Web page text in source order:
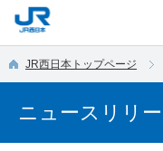
JR西日本トップページ
ニュースリリ